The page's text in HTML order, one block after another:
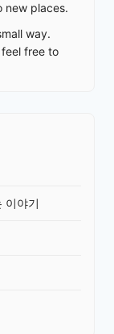
new places.
way.
free to
이야기